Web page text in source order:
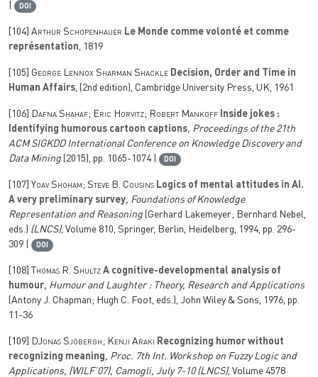
DOI
[104] Arthur Schopenhauer Le Monde comme volonté et comme
représentation, 1819
[105] George Lennox Sharman Shackle Decision, Order and Time in
Human Affairs, (2nd edition), Cambridge University Press, UK, 1961
[106] Dafna Shahaf; Eric Horvitz; Robert Mankoff Inside jokes :
Identifying humorous cartoon captions, Proceedings of the 21th
ACM SIGKDD International Conference on Knowledge Discovery and
Data Mining (2015), pp. 1065-1074 | DOI
[107] Yoav Shoham; Steve B. Cousins Logics of mental attitudes in AI.
A very preliminary survey, Foundations of Knowledge
Representation and Reasoning (Gerhard Lakemeyer; Bernhard Nebel,
eds.) (LNCS), Volume 810, Springer, Berlin, Heidelberg, 1994, pp. 296-
309 |
DOI
[108] Thomas R. Shultz A cognitive-developmental analysis of
humour, Humour and Laughter : Theory, Research and Applications
(Antony J. Chapman; Hugh C. Foot, eds.), John Wiley & Sons, 1976, pp.
11-36
[109] DJonas Sjöbergh; Kenji Araki Recognizing humor without
recognizing meaning, Proc. 7th Int. Workshop on Fuzzy Logic and
Applications, (WILF’07), Camogli, July 7-10(LNCS), Volume 4578